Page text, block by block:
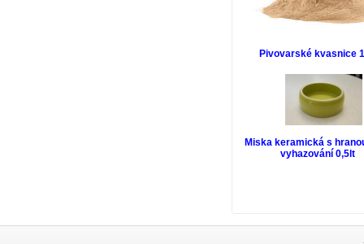
Pivovarské kvasnice
Miska keramická s
vyhazování 0,5lt